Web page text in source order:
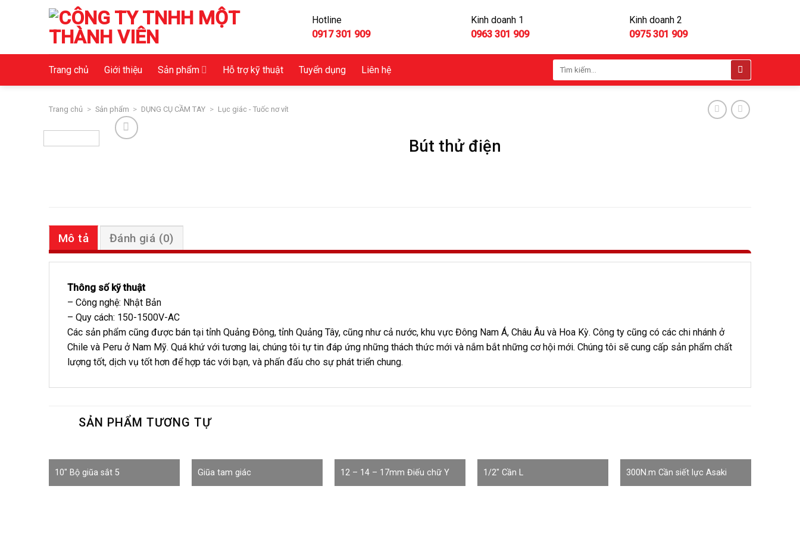
Hotline
0917 301 909
Kinh doanh 1
0963 301 909
Kinh doanh 2
0975 301 909
Trang chủ Giới thiệu Sản phẩm Hỗ trợ kỹ thuật Tuyển dụng Liên hệ
Tìm
Trang chủ > Sản phẩm > DỤNG CỤ CẦM TAY > Lục giác - Tuốc nơ vít
Bút thử điện
Mô tả Đánh giá (0)
Thông số kỹ thuật
– Công nghệ: Nhật Bản
– Quy cách: 150-1500V-AC
Các sản phẩm cũng được bán tại tỉnh Quảng Đông, tỉnh Quảng Tây, cũng như cả nước, khu vực Đông Nam Á, Châu Âu và Hoa Kỳ. Công ty cũng có các chi nhánh ở
Chile và Peru ở Nam Mỹ. Quá khứ với tương lai, chúng tôi tự tin đáp ứng những thách thức mới và nắm bắt những cơ hội mới. Chúng tôi sẽ cung cấp sản phẩm chất
lượng tốt, dịch vụ tốt hơn để hợp tác với bạn, và phấn đấu cho sự phát triển chung.
SẢN PHẨM TƯƠNG TỰ
10″ Bộ giũa sắt 5 Giũa tam giác 12 – 14 – 17mm Điếu chữ Y 1/2″ Cần L 300N.m Cần siết lực Asaki